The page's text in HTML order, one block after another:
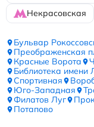
Некрасовская
Бульвар
Преображенская
Красные Ворота
Библиотека имени
Спортивная
Юго-Западная
Филатов Луг
Потапово